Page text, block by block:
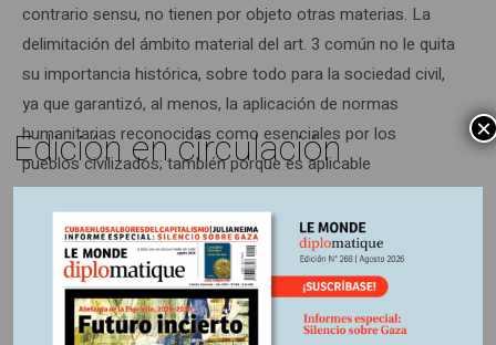
contrario sensu, no tienen por objeto otras materias. La
delimitación del ámbito material del art. 3 común no le quita
su importancia histórica, sobre todo para la sociedad civil,
ya que garantizó, al menos, la aplicación de normas
humanitarias reconocidas como esenciales por los
pueblos civilizados; también porque es aplicable
automáticamente, sin condición de reciprocidad.
La obligación del Estado colombiano no plantea
problemas. La simple legalidad del Gobierno implicado en
un conflicto interno lo obliga, en cuanto Parte contratante
en el Convenio. En cambio, ¿de dónde surge la obligación
Edición en circulación ×